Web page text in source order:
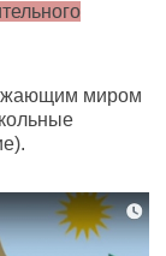
миром